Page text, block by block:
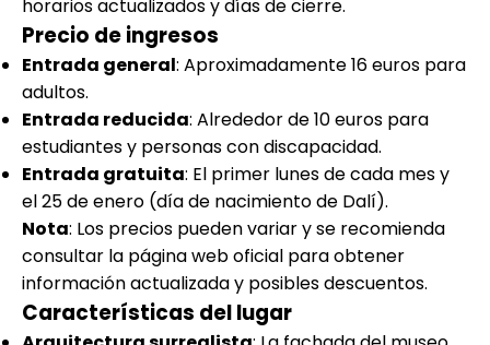
horarios actualizados y días de cierre.
Precio de ingresos
Entrada general: Aproximadamente 16 euros para
adultos.
Entrada reducida: Alrededor de 10 euros para
estudiantes y personas con discapacidad.
Entrada gratuita: El primer lunes de cada mes y
el 25 de enero (día de nacimiento de Dalí).
Nota: Los precios pueden variar y se recomienda
consultar la página web oficial para obtener
información actualizada y posibles descuentos.
Características del lugar